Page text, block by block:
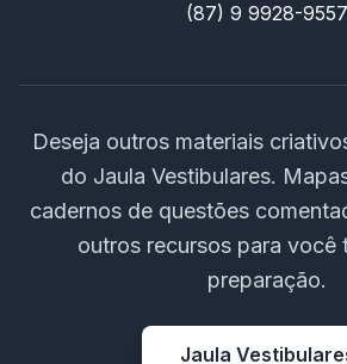
(87) 9 9928-9557
Deseja outros materiais
do Jaula Vestibulares.
cadernos de questões
outros recursos para você
preparação.
Jaula